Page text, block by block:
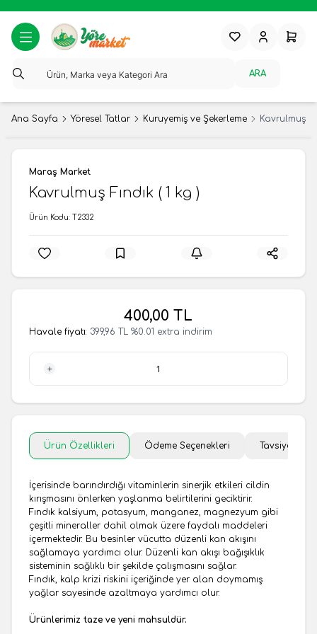
ARA
FavorilerimHesabım
Ana Sayfa Yöresel Tatlar Kuruyemiş ve Şekerleme Kavrulmuş
Maraş Market
Kavrulmuş Fındık ( 1 kg )
Ürün Kodu: T2332
400,00 TL
Havale fiyatı: 399,96 TL %0.01 extra indirim
Ürün Özellikleri Ödeme Seçenekleri Tavsiye Et
İçerisinde barındırdığı vitaminlerin sinerjik etkileri cildin
kırışmasını önlerken yaşlanma belirtilerini geciktirir.
Fındık kalsiyum, potasyum, manganez, magnezyum gibi
çeşitli mineraller dahil olmak üzere faydalı maddeleri
içermektedir. Bu besinler vücutta düzenli kan akışını
sağlamaya yardımcı olur. Düzenli kan akışı bağışıklık
sisteminin sağlıklı bir şekilde çalışmasını sağlar.
Fındık, kalp krizi riskini içeriğinde yer alan doymamış
yağlar sayesinde azaltmaya yardımcı olur.
Ürünlerimiz taze ve yeni mahsuldür.